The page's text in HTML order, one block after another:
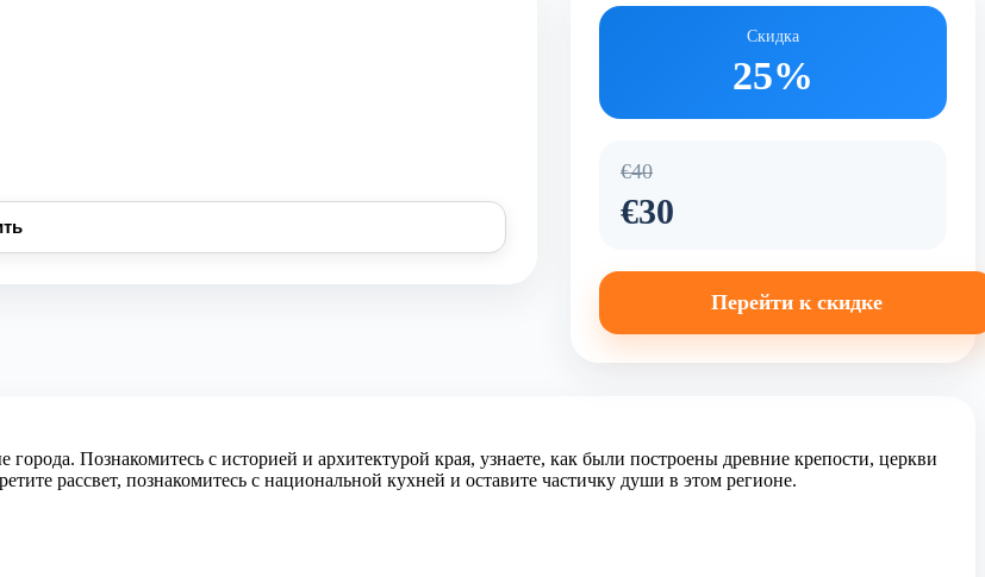
Скидка
25%
€40
€30
Перейти к скидке
Познакомитесь с историей и архитектурой края, узнаете, как были построены древние крепости, церкви
рассвет, познакомитесь с национальной кухней и оставите частичку души в этом регионе.